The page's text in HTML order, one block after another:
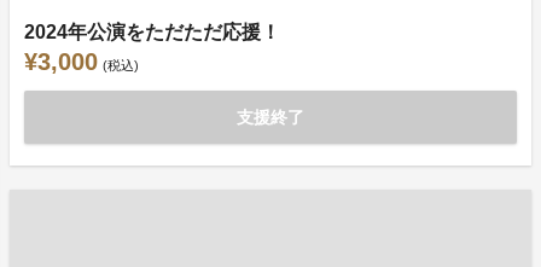
2024年公演をただただ応援！
¥3,000 (税込)
支援終了